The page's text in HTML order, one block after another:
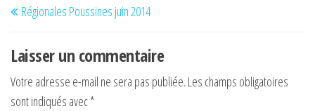
de
l’article
précédent
Régionales Poussines juin 2014
Laisser un commentaire
Votre adresse e-mail ne sera pas publiée. Les champs obligatoires
sont indiqués avec*